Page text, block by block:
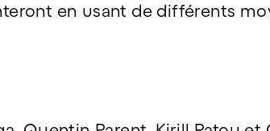
en usant de différents